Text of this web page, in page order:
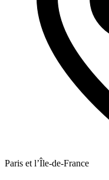
Paris et l’Île-de-France